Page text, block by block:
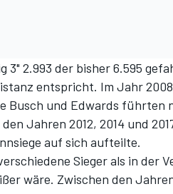
2.993 der bisher 6.595
entspricht. Im Jahr
Busch und Edwards führten
Jahren 2012, 2014 und
auf sich aufteilte.
Sieger als in der
wäre. Zwischen den